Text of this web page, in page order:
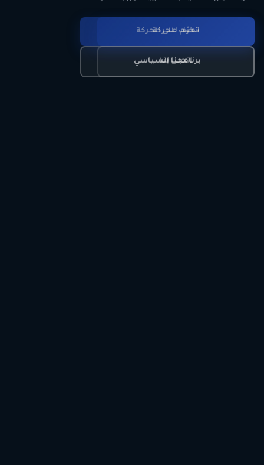
تعرّف على الحركة
برنامجنا السياسي
انضم للحركة
اتصل بنا